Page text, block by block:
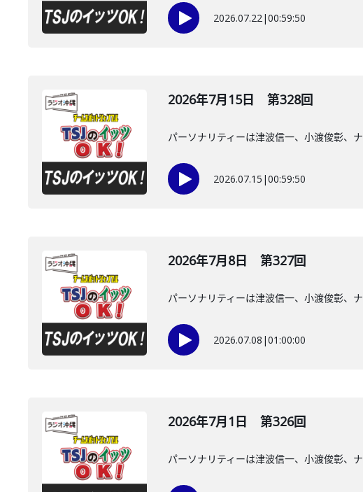
2026.07.22|00:59:50
2026年7月15日 第328回
パーソナリティーは津波信一、小渡俊彰、
2026.07.15 |00:59:50
2026年7月8日 第327回
パーソナリティーは津波信一、小渡俊彰、
2026.07.08 |01:00:00
2026年7月1日 第326回
パーソナリティーは津波信一、小渡俊彰、